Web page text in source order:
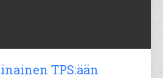
TPS:ään